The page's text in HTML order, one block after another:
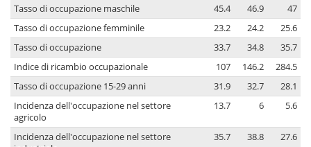
Tasso di occupazione maschile 45.4 46.9
47
Tasso di occupazione femminile
23.2 24.2
25.6
Tasso di occupazione
33.7 34.8
35.7
Indice di ricambio occupazionale
107 146.2
284.5
Tasso di occupazione 15-29 anni
31.9 32.7
28.1
Incidenza dell'occupazione nel settore
agricolo
13.7 6 5.6
Incidenza dell'occupazione nel settore
35.7 38.8 27.6